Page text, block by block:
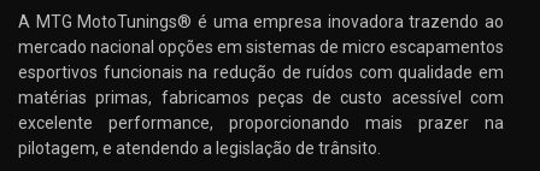
A MTG MotoTunings® é uma empresa inovadora trazendo ao
mercado nacional opções em sistemas de micro escapamentos
esportivos funcionais na redução de ruídos com qualidade em
matérias primas, fabricamos peças de custo acessível com
excelente performance, proporcionando mais prazer na
pilotagem, e atendendo a legislação de trânsito.